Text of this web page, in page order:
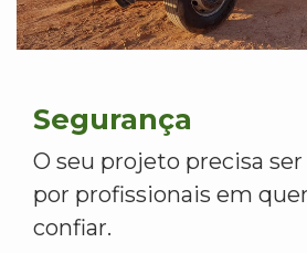
Segurança
O seu projeto precisa
por profissionais em
confiar.